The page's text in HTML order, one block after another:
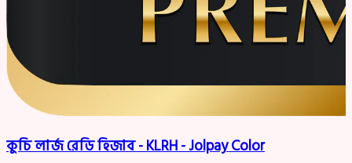
কুচি লার্জ রেডি হিজাব - KLRH - Jolpay Color